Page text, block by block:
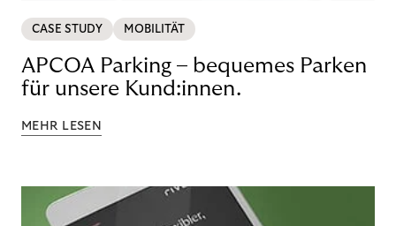
CASE STUDY MOBILITÄT
APCOA Parking – bequemes Parken
für unsere Kund:innen.
MEHR LESEN